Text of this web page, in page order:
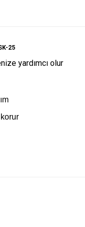
25
yardımcı olur